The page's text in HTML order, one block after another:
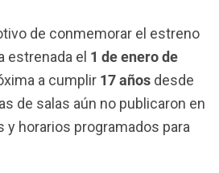
de conmemorar el estreno
estrenada el 1 de enero de
a cumplir 17 años desde
de salas aún no publicaron en
horarios programados para